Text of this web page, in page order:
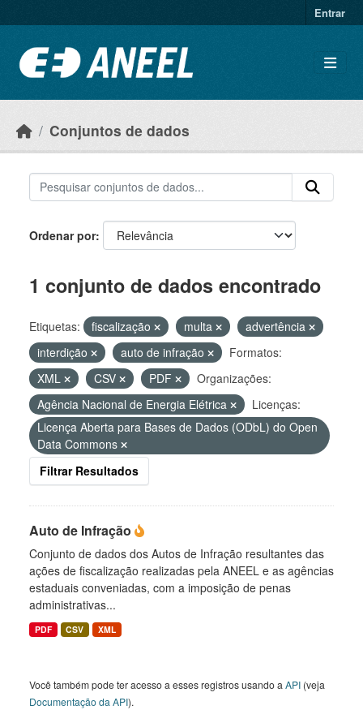
Entrar
Conjuntos de dados
Ordenar por
1 conjunto de dados encontrado
Etiquetas: fiscalização multa
advertência
interdição
auto de infração
Formatos:
XML
CSV PDF
Organizações:
Agência Nacional de Energia Elétrica
Licenças:
Licença Aberta para Bases de Dados (ODbL) do Open
Data Commons
Filtrar Resultados
Auto de Infração
Conjunto de dados dos Autos de Infração resultantes das
ações de fiscalização realizadas pela ANEEL e as agências
estaduais conveniadas, com a imposição de penas
administrativas...
PDF CSV XML
Você também pode ter acesso a esses registros usando a API (veja
Documentação da API).